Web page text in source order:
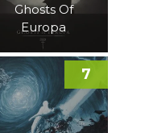
Ghosts Of
Europa
7